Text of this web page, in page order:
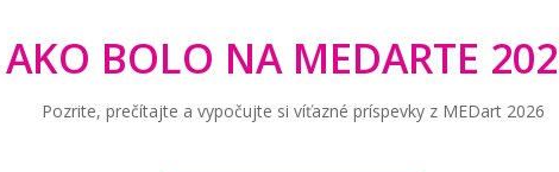
AKO BOLO NA MEDARTE
Pozrite, prečítajte a vypočujte si víťazné príspevky z MEDart 2026